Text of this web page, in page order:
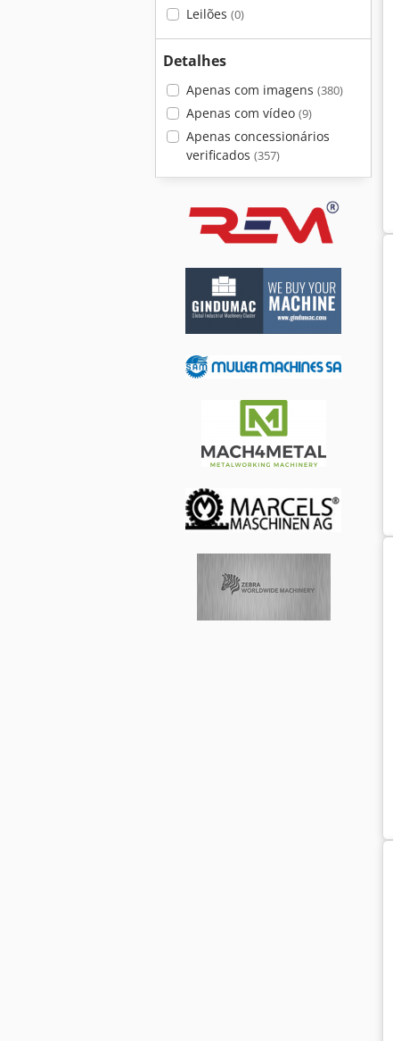
Leilões (0)
Detalhes
Apenas com imagens (380)
Apenas com vídeo (9)
Apenas concessionários
verificados (357)